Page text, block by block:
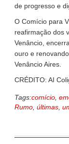
de progresso e
O Comício para
reafirmação dos
Venâncio,
ouro e
Venâncio Aires.
CRÉDITO: AI
Tags:comício
Rumo últimas